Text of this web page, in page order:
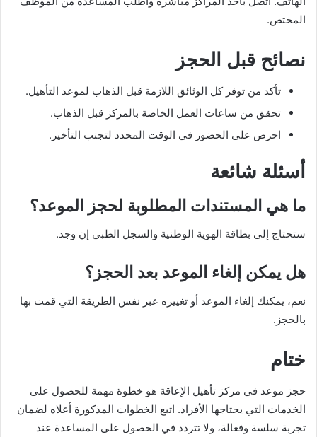
المختص.
نصائح قبل الحجز
تأكد من توفر كل الوثائق اللازمة قبل الذهاب لموعد التأهيل.
تحقق من ساعات العمل الخاصة بالمركز قبل الذهاب.
احرص على الحضور في الوقت المحدد لتجنب التأخير.
أسئلة شائعة
ما هي المستندات المطلوبة لحجز الموعد؟
ستحتاج إلى بطاقة الهوية الوطنية والسجل الطبي إن وجد.
هل يمكن إلغاء الموعد بعد الحجز؟
نعم، يمكنك إلغاء الموعد أو تغييره عبر نفس الطريقة التي قمت بها
بالحجز.
ختام
حجز موعد في مركز تأهيل الإعاقة هو خطوة مهمة للحصول على
الخدمات التي يحتاجها الأفراد. اتبع الخطوات المذكورة أعلاه لضمان
تجربة سلسة وفعالة، ولا تتردد في الحصول على المساعدة عند